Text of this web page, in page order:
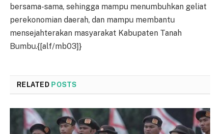
bersama-sama, sehingga mampu menumbuhkan geliat
perekonomian daerah, dan mampu membantu
mensejahterakan masyarakat Kabupaten Tanah
Bumbu.{[alf/mb03]}
RELATED POSTS